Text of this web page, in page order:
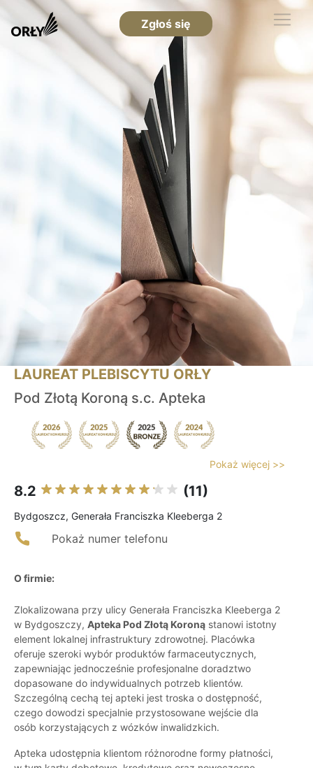
Zgłoś się
LAUREAT PLEBISCYTU ORŁY
Pod Złotą Koroną s.c. Apteka
Pokaż więcej >>
8.2 (11)
Bydgoszcz, Generała Franciszka Kleeberga 2
Pokaż numer telefonu
O firmie:
Zlokalizowana przy ulicy Generała Franciszka Kleeberga 2
w Bydgoszczy, Apteka Pod Złotą Koroną stanowi istotny
element lokalnej infrastruktury zdrowotnej. Placówka
oferuje szeroki wybór produktów farmaceutycznych,
zapewniając jednocześnie profesjonalne doradztwo
dopasowane do indywidualnych potrzeb klientów.
Szczególną cechą tej apteki jest troska o dostępność,
czego dowodzi specjalnie przystosowane wejście dla
osób korzystających z wózków inwalidzkich.
Apteka udostępnia klientom różnorodne formy płatności,